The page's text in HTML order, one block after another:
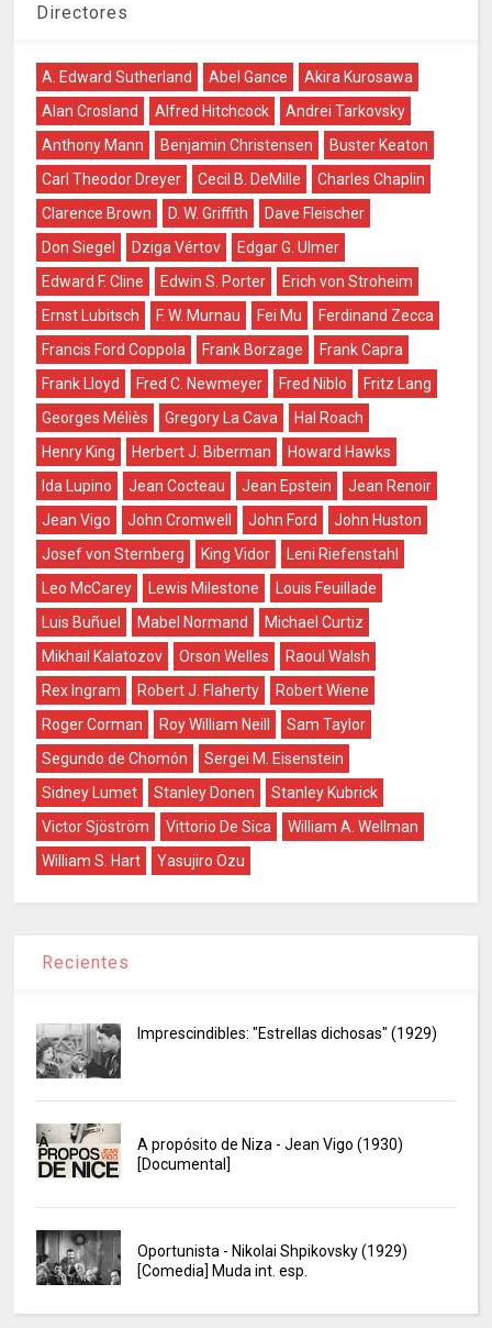
Directores
A. Edward Sutherland Abel Gance
Akira Kurosawa
Alan Crosland
Alfred Hitchcock
Andrei Tarkovsky
Anthony Mann
Benjamin Christensen
Buster Keaton
Carl Theodor Dreyer
Cecil B. DeMille
Charles Chaplin
Clarence Brown
D. W. Griffith
Dave Fleischer
Don Siegel
Dziga Vértov
Edgar G. Ulmer
Edward F. Cline
Edwin S. Porter
Erich von Stroheim
Ernst Lubitsch
F. W. Murnau Fei Mu
Ferdinand Zecca
Francis Ford Coppola
Frank Borzage
Frank Capra
Frank Lloyd
Fred C. Newmeyer Fred Niblo
Fritz Lang
Georges Méliès
Gregory La Cava
Hal Roach
Henry King
Herbert J. Biberman
Howard Hawks
Ida Lupino
Jean Cocteau Jean Epstein
Jean Renoir
Jean Vigo
John Cromwell John Ford
John Huston
Josef von Sternberg
King Vidor
Leni Riefenstahl
Leo McCarey
Lewis Milestone
Louis Feuillade
Luis Buñuel
Mabel Normand
Michael Curtiz
Mikhail Kalatozov
Orson Welles
Raoul Walsh
Rex Ingram
Robert J. Flaherty
Robert Wiene
Roger Corman
Roy William Neill
Sam Taylor
Segundo de Chomón
Sergei M. Eisenstein
Sidney Lumet
Stanley Donen
Stanley Kubrick
Victor Sjöström
Vittorio De Sica
William A. Wellman
William S. Hart
Yasujiro Ozu
Recientes
Imprescindibles: "Estrellas dichosas" (1929)
A propósito de Niza - Jean Vigo (1930)
[Documental]
Oportunista - Nikolai Shpikovsky (1929)
[Comedia] Muda int. esp.